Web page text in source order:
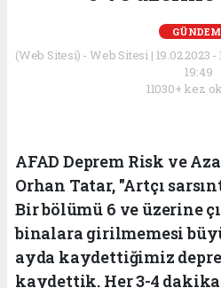
GÜNDEM
(Web Sitesi) - Web Sitesi | 19.02.2023 -
19:49
11030+ kez
AFAD Deprem Risk ve
Orhan Tatar, "Artçı
Bir bölümü 6 ve üzerine
binalara girilmemesi
ayda kaydettiğimiz
kaydettik. Her 3-4